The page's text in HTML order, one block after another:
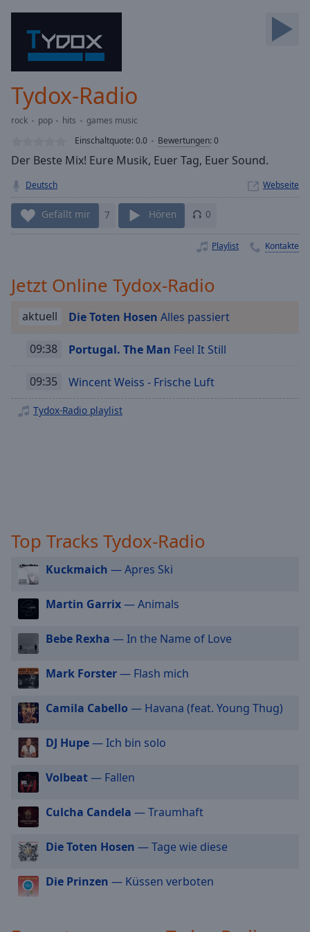
Forward
Current
Duration
Loaded :
Stream
Seek to
live,
currently
behind
liveLIVE
Playback
Chapters
Descriptions
settings,
opens
subtitles
settings
dialog
subtitles
off
selected
Audio
Track
Picture-
in-
Fullscreen
This
modal
window.
Beginning
dialog
window.
Tydox-Radio
rock pop hits
games music
Einschaltquote:0.0 Bewertungen:0
Der Beste Mix! Eure Musik, Euer Tag, Euer Sound.
Deutsch Webseite
Gefällt mir 7 Hören 0
Playlist Kontakte
Jetzt Online Tydox-Radio
aktuell Die Toten Hosen Alles passiert
09:38 Portugal. The Man Feel It Still
09:35 Wincent Weiss - Frische Luft
Tydox-Radio playlist
Top Tracks Tydox-Radio
Kuckmaich — Apres Ski
Martin Garrix— Animals
Bebe Rexha — In the Name of Love
Mark Forster— Flash mich
Camila Cabello — Havana (feat. Young Thug)
DJ Hupe— Ich bin solo
Volbeat— Fallen
Culcha Candela — Traumhaft
Die Toten Hosen — Tage wie diese
Die Prinzen — Küssen verboten